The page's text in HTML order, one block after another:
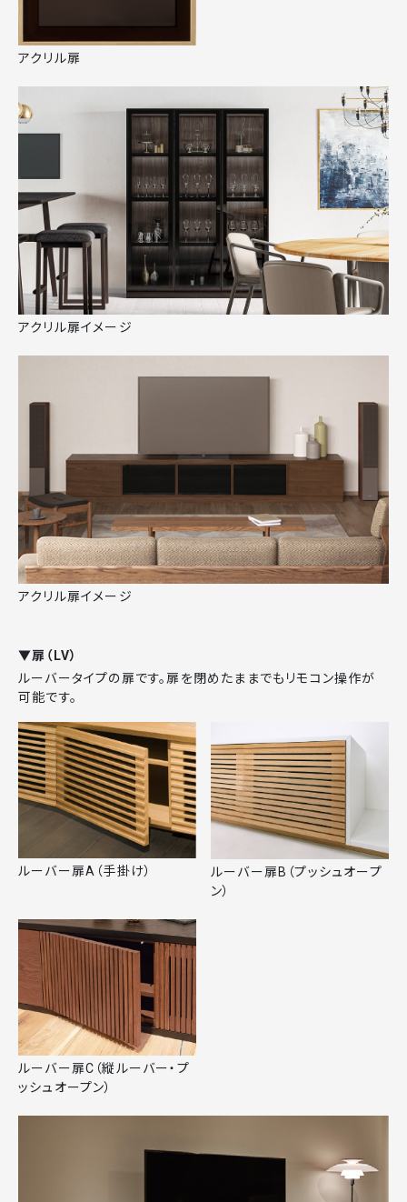
アクリル扉
アクリル扉イメージ
アクリル扉イメージ
▼扉（LV）
ルーバータイプの扉です。扉を閉めたままでもリモコン操作が
可能です。
ルーバー扉A（手掛け）
ルーバー扉B（プッシュオープ
ン）
ルーバー扉C（縦ルーバー・プ
ッシュオープン）